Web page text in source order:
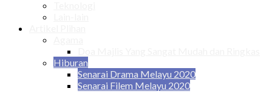
Hiburan
Senarai Drama Melayu 2020
Senarai Filem Melayu 2020